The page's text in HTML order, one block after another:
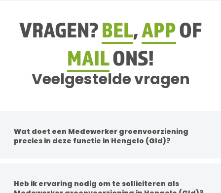
VRAGEN?BEL,APPOF
MAILONS!
Veelgestelde vragen
Wat doet een Medewerker groenvoorziening
precies in deze functie in Hengelo (Gld)?
groenprojecten en het adviseren van klanten over
Heb ik ervaring nodig om te solliciteren als